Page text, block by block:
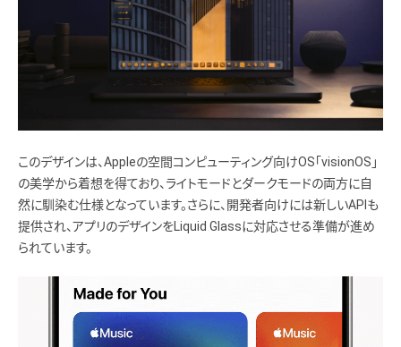
このデザインは、Appleの空間コンピューティング向けOS「visionOS」
の美学から着想を得ており、ライトモードとダークモードの両方に自
然に馴染む仕様となっています。さらに、開発者向けには新しいAPIも
提供され、アプリのデザインをLiquid Glassに対応させる準備が進め
られています。